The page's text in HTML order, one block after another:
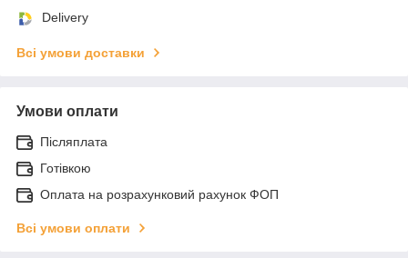
Delivery
Всі умови доставки
Умови оплати
Післяплата
Готівкою
Оплата на розрахунковий рахунок ФОП
Всі умови оплати